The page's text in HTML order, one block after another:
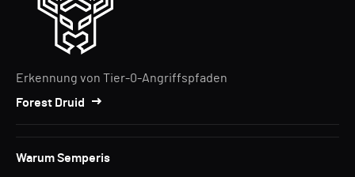
Erkennung von Tier-0-Angriffspfaden
Forest Druid
Warum Semperis